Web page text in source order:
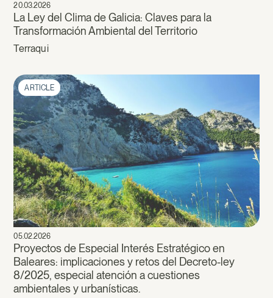
20.03.2026
La Ley del Clima de Galicia: Claves para la
Transformación Ambiental del Territorio
Terraqui
ARTICLE
05.02.2026
Proyectos de Especial Interés Estratégico en
Baleares: implicaciones y retos del Decreto-ley
8/2025, especial atención a cuestiones
ambientales y urbanísticas.